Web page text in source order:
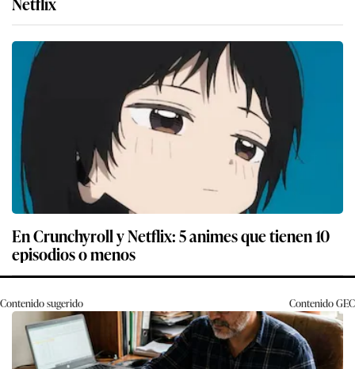
En Crunchyroll y Netflix: 5 animes que tienen 10
episodios o menos
Contenido sugerido ContenidoGEC